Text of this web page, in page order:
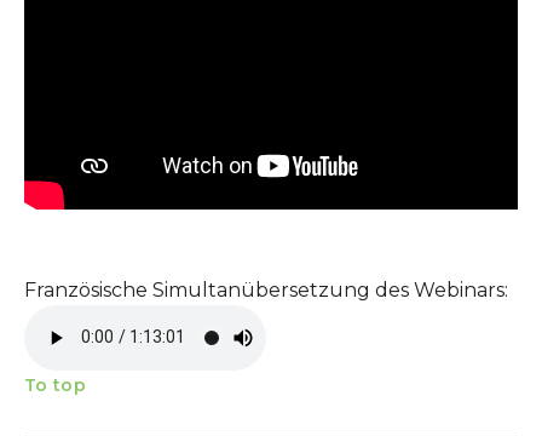
Französische Simultanübersetzung des Webinars:
To top